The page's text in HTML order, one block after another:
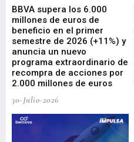
BBVA supera los 6.000
millones de euros de
beneficio en el primer
semestre de 2026 (+11%) y
anuncia un nuevo
programa extraordinario de
recompra de acciones por
2.000 millones de euros
30-Julio-2026